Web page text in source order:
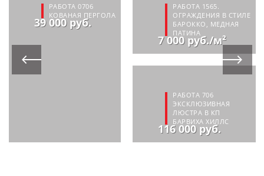
РАБОТА 0706
КОВАНАЯ ПЕРГОЛА
39 000 руб.
РАБОТА 1565.
ОГРАЖДЕНИЯ В СТИЛЕ
БАРОККО, МЕДНАЯ
ПАТИНА
7 000 руб./м²
РАБОТА 706
ЭКСКЛЮЗИВНАЯ
ЛЮСТРА В КП
БАРВИХА ХИЛЛС
116 000 руб.